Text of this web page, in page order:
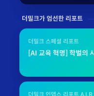
더밀크가 엄선한 리포트
더밀크 스페셜 리포트
[AI 교육 혁명] 학벌의
더밀크 인뎁스 리포트